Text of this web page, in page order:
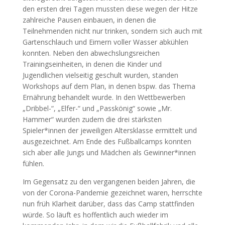
den ersten drei Tagen mussten diese wegen der Hitze
zahlreiche Pausen einbauen, in denen die
Teilnehmenden nicht nur trinken, sondern sich auch mit
Gartenschlauch und Eimern voller Wasser abkühlen
konnten. Neben den abwechslungsreichen
Trainingseinheiten, in denen die Kinder und
Jugendlichen vielseitig geschult wurden, standen
Workshops auf dem Plan, in denen bspw. das Thema
Ernährung behandelt wurde. In den Wettbewerben
„Dribbel-“, „Elfer-“ und „Passkönig“ sowie „Mr.
Hammer“ wurden zudem die drei stärksten
Spieler*innen der jeweiligen Altersklasse ermittelt und
ausgezeichnet. Am Ende des Fußballcamps konnten
sich aber alle Jungs und Mädchen als Gewinner*innen
fühlen.
Im Gegensatz zu den vergangenen beiden Jahren, die
von der Corona-Pandemie gezeichnet waren, herrschte
nun früh Klarheit darüber, dass das Camp stattfinden
würde. So läuft es hoffentlich auch wieder im